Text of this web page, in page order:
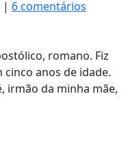
| 6 comentários
romano. Fiz
anos de idade.
irmão da minha mãe,